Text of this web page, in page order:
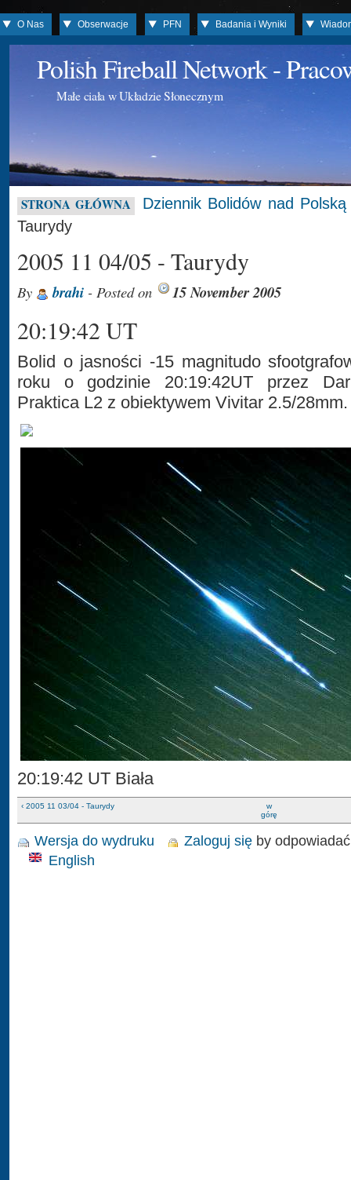
O Nas Obserwacje PFN Badania i Wyniki
Polish Fireball Network -
Małe ciała w Układzie Słonecznym
STRONA GŁÓWNA Dziennik Bolidów nad Polską
Taurydy
2005 11 04/05 - Taurydy
By brahi - Posted on 15 November 2005
20:19:42 UT
Bolid o jasności -15 magnitudo
roku o godzinie 20:19:42UT przez
Praktica L2 z obiektywem Vivitar 2.5/
20:19:42 UT Biała
‹ 2005 11 03/04 - Taurydy
w
górę
Wersja do wydruku Zaloguj się by odpowiadać
English